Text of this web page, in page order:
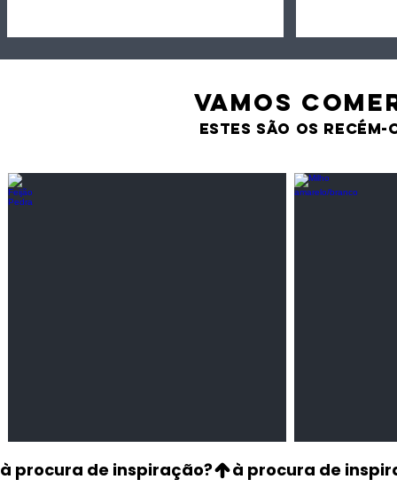
VAMOS
estes são os recém-
Feijão Pedra
Leguminosas
Milho
à procura de inspiração?